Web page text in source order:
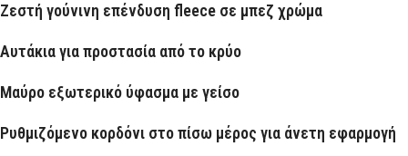
Ζεστή γούνινη επένδυση fleece σε μπεζ χρώμα
Αυτάκια για προστασία από το κρύο
Μαύρο εξωτερικό ύφασμα με γείσο
Ρυθμιζόμενο κορδόνι στο πίσω μέρος για άνετη εφαρμογή